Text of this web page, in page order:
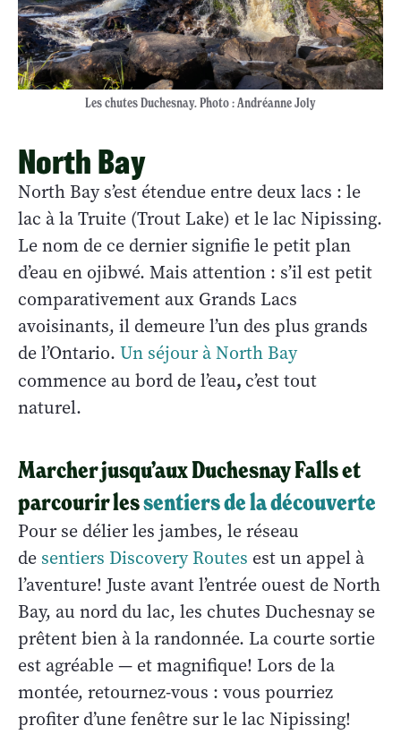
Les chutes Duchesnay. Photo : Andréanne Joly
North Bay
North Bay s’est étendue entre deux lacs : le
lac à la Truite (Trout Lake) et le lac Nipissing.
Le nom de ce dernier signifie le petit plan
d’eau en ojibwé. Mais attention : s’il est petit
comparativement aux Grands Lacs
avoisinants, il demeure l’un des plus grands
de l’Ontario. Un séjour à North Bay
commence au bord de l’eau, c’est tout
naturel.
Marcher jusqu’aux Duchesnay Falls et
parcourir lessentiers de la découverte
Pour se délier les jambes, le réseau
de sentiers Discovery Routes est un appel à
l’aventure! Juste avant l’entrée ouest de North
Bay, au nord du lac, les chutes Duchesnay se
prêtent bien à la randonnée. La courte sortie
est agréable — et magnifique! Lors de la
montée, retournez-vous : vous pourriez
profiter d’une fenêtre sur le lac Nipissing!